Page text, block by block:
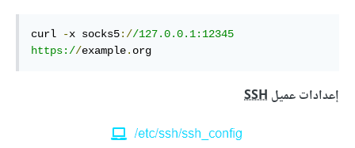
curl -x socks5://127.0.0.1:12345
https://example. org
إعدادات عميل SSH